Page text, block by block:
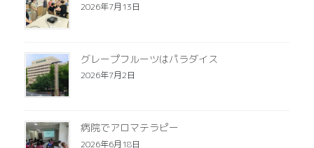
2026年7月13日
グレープフルーツはパラダイス
2026年7月2日
病院でアロマテラピー
2026年6月18日